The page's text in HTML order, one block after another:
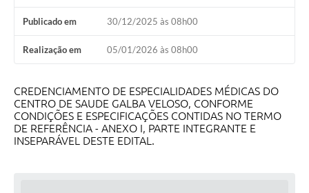
Publicado em 30/12/2025 às 08h00
Realização em 05/01/2026 às 08h00
CREDENCIAMENTO DE ESPECIALIDADES MÉDICAS DO
CENTRO DE SAUDE GALBA VELOSO, CONFORME
CONDIÇÕES E ESPECIFICAÇÕES CONTIDAS NO TERMO
DE REFERÊNCIA - ANEXO I, PARTE INTEGRANTE E
INSEPARÁVEL DESTE EDITAL.